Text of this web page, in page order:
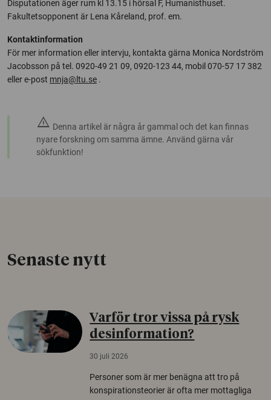
Disputationen äger rum kl 13.15 i hörsal F, Humanisthuset.
Fakultetsopponent är Lena Kåreland, prof. em.
Kontaktinformation
För mer information eller intervju, kontakta gärna Monica Nordström
Jacobsson på tel. 0920-49 21 09, 0920-123 44, mobil 070-57 17 382
eller e-post mnja@ltu.se .
warning Denna artikel är några år gammal och det kan finnas
nyare forskning om samma ämne. Använd gärna vår
sökfunktion!
Senaste nytt
Varför tror vissa på rysk
desinformation?
30 juli 2026
Personer som är mer benägna att tro på
konspirationsteorier är ofta mer mottagliga